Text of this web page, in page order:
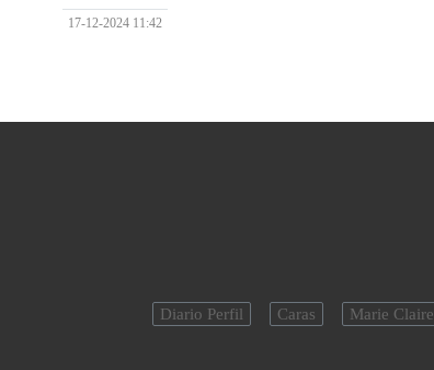
17-12-2024 11:42
Diario Perfil Caras Marie Claire